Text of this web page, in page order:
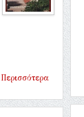
Περισσότερα